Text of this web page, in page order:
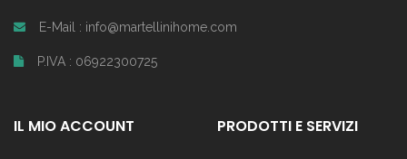
E-Mail : info@martellinihome.com
P.IVA : 06922300725
IL MIO ACCOUNT PRODOTTI E SERVIZI